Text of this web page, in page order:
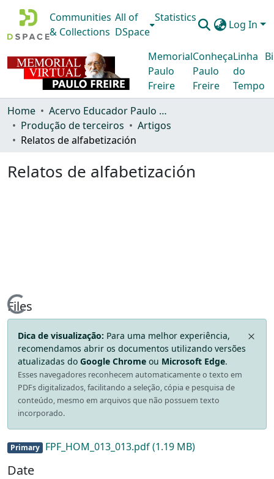
Communities
& Collections
All of
DSpace
Statistics
Log In
Memorial
Paulo
Freire
Conheça
Paulo
Freire
Linha
do
Tempo
Home
Acervo Educador Paulo Freire
Produção de terceiros
Artigos
Relatos de alfabetización
Relatos de alfabetización
Loading...
Files
Dica de visualização: Para uma melhor experiência,
recomendamos abrir os documentos utilizando versões
atualizadas do Google Chrome ou Microsoft Edge.
Esses navegadores reconhecem automaticamente o texto em
PDFs digitalizados, facilitando a seleção, cópia e pesquisa de
conteúdo, mesmo em arquivos que não possuem texto
incorporado.
Primary FPF_HOM_013_013.pdf(1.19 MB)
Date